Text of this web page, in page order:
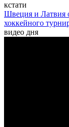
кстати
Швеция и Латвия
хоккейного
видео дня